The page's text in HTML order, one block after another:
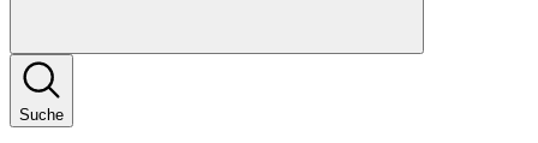
Suche